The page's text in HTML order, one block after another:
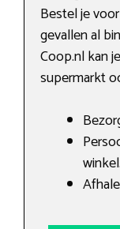
Bestel je
gevallen al
Coop.nl kan
supermarkt
winkel.